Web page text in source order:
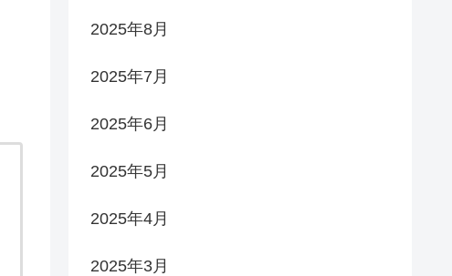
2025年8月
2025年7月
2025年6月
2025年5月
2025年4月
2025年3月